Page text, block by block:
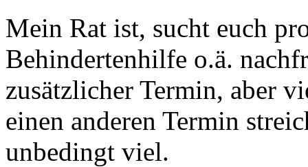
Mein Rat ist, sucht euch
Behindertenhilfe o.ä.
zusätzlicher Termin, aber
einen anderen Termin
unbedingt viel.